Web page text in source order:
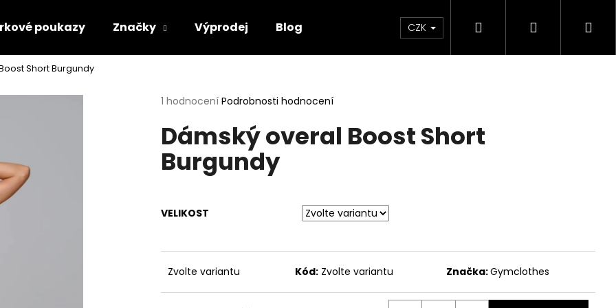
poukazy Značky Výprodej Blog CZK Hledat Přihlášení
Short Burgundy
Průměrné
produktu
je
5,0
1 hodnocení Podrobnosti hodnocení
Dámský overal Boost Short
Burgundy
VELIKOST
Zvolte variantu Kód: Zvolte variantu Značka:Gymclothes
Co potřebujete najít?
HLEDAT